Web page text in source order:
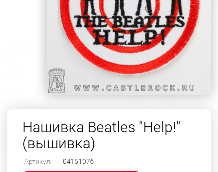
Нашивка Beatles "Help!"
(вышивка)
Артикул: 04151076